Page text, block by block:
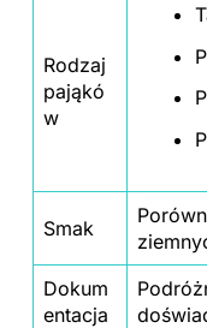
Rodzaj
pająkó
w
Smak
Dokum
entacja